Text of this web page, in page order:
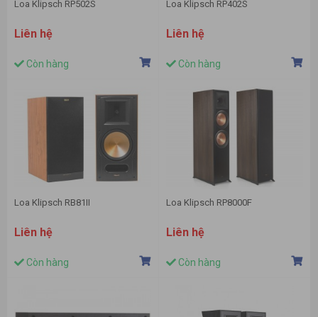
Loa Klipsch RP502S
Liên hệ
Còn hàng
Loa Klipsch RP402S
Liên hệ
Còn hàng
Loa Klipsch RB81II
Liên hệ
Còn hàng
Loa Klipsch RP8000F
Liên hệ
Còn hàng